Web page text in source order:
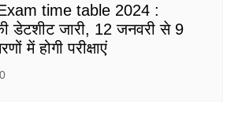
time table 2024 :
डेटशीट जारी, 12 जनवरी से 9
में होगी परीक्षाएं
0